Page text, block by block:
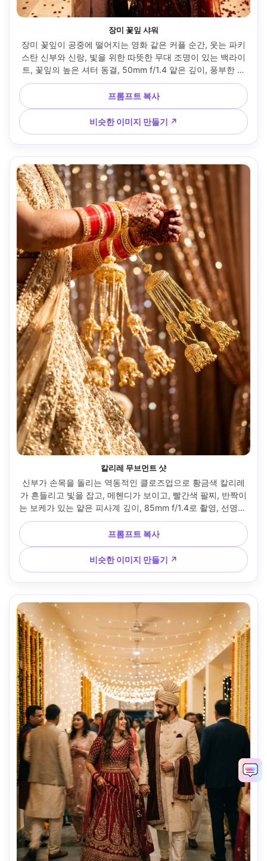
장미 꽃잎 샤워
장미 꽃잎이 공중에 떨어지는 영화 같은 커플 순간, 웃는 파키
스탄 신부와 신랑, 빛을 위한 따뜻한 무대 조명이 있는 백라이
트, 꽃잎의 높은 셔터 동결, 50mm f/1.4 얕은 깊이, 풍부한 대
비, 사실적인 얼굴과 패브릭, 릴 커버에 완벽한 축하 분위기 --
ar 4:5
프롬프트 복사
비슷한 이미지 만들기 ↗
칼리레 무브먼트 샷
신부가 손목을 돌리는 역동적인 클로즈업으로 황금색 칼리레
가 흔들리고 빛을 잡고, 메헨디가 보이고, 빨간색 팔찌, 반짝이
는 보케가 있는 얕은 피사계 깊이, 85mm f/1.4로 촬영, 선명한
금속 질감, 따뜻한 영화 같은 등급, 초사실적인 웨딩 디테일 사
진 --ar 4:5
프롬프트 복사
비슷한 이미지 만들기 ↗